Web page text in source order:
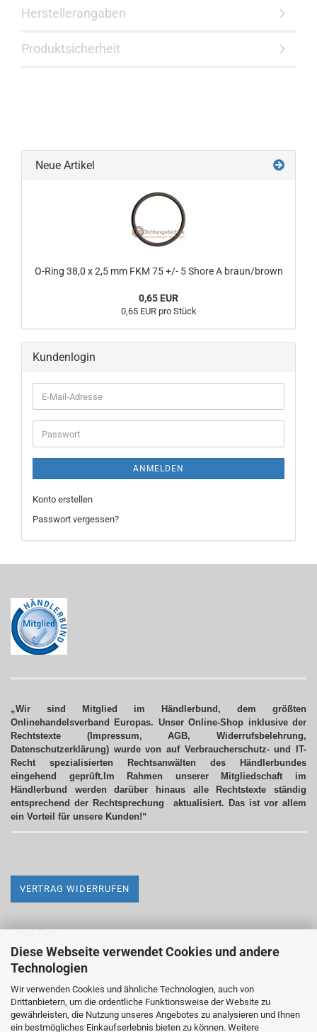
Diese Webseite verwendet Cookies und andere
Technologien
Wir verwenden Cookies und ähnliche Technologien, auch von
Drittanbietern, um die ordentliche Funktionsweise der Website zu
gewährleisten, die Nutzung unseres Angebotes zu analysieren und Ihnen
ein bestmögliches Einkaufserlebnis bieten zu können. Weitere
Herstellerangaben
Produktsicherheit
Neue Artikel
O-Ring 38,0 x 2,5 mm FKM 75 +/- 5 Shore A braun/brown
0,65 EUR
0,65 EUR pro Stück
Kundenlogin
E-
Mail-
Adresse
Passwort
ANMELDEN
Konto erstellen
Passwort vergessen?
„Wir sind Mitglied im Händlerbund, dem größten
Onlinehandelsverband Europas. Unser Online-Shop inklusive der
Rechtstexte (Impressum, AGB, Widerrufsbelehrung,
Datenschutzerklärung) wurde von auf Verbraucherschutz- und IT-
Recht spezialisierten Rechtsanwälten des Händlerbundes
eingehend geprüft.Im Rahmen unserer Mitgliedschaft im
Händlerbund werden darüber hinaus alle Rechtstexte ständig
entsprechend der Rechtsprechung aktualisiert. Das ist vor allem
ein Vorteil für unsere Kunden!“
VERTRAG WIDERRUFEN
Impressum
Versand- & Zahlungsbedingungen
Widerrufsrecht & Widerrufsformular
AGB